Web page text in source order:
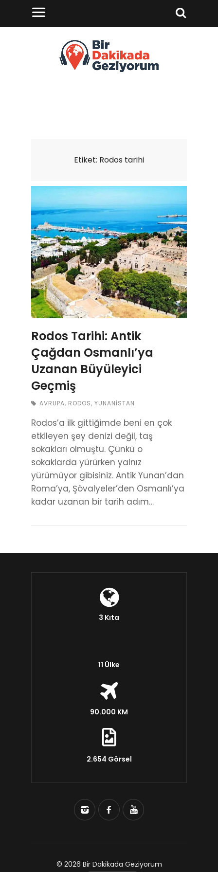
Etiket: Rodos tarihi
Rodos Tarihi: Antik
Çağdan Osmanlı’ya
Uzanan Büyüleyici
Geçmiş
AVRUPA, RODOS, YUNANISTAN
Rodos’a ilk gittiğimde beni en çok
etkileyen şey denizi değil, taş
sokakları olmuştu. Çünkü o
sokaklarda yürürken yalnız
yürümüyor gibisiniz. Antik Yunan’dan
Roma’ya, Şövalyeler’den Osmanlı’ya
kadar uzanan bir tarih adım…
3 Kıta
11 Ülke
90.000 KM
2.654 Görsel
© 2026 Bir Dakikada Geziyorum